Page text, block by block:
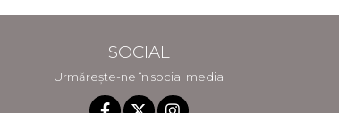
SOCIAL
Urmărește-ne în social media